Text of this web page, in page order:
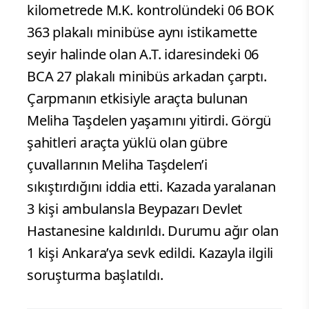
kilometrede M.K. kontrolündeki 06 BOK
363 plakalı minibüse aynı istikamette
seyir halinde olan A.T. idaresindeki 06
BCA 27 plakalı minibüs arkadan çarptı.
Çarpmanın etkisiyle araçta bulunan
Meliha Taşdelen yaşamını yitirdi. Görgü
şahitleri araçta yüklü olan gübre
çuvallarının Meliha Taşdelen’i
sıkıştırdığını iddia etti. Kazada yaralanan
3 kişi ambulansla Beypazarı Devlet
Hastanesine kaldırıldı. Durumu ağır olan
1 kişi Ankara’ya sevk edildi. Kazayla ilgili
soruşturma başlatıldı.